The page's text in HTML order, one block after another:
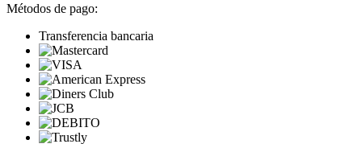
Métodos de pago:
Transferencia bancaria